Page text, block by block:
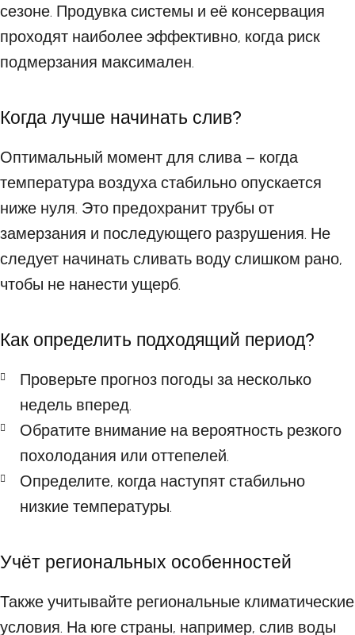
сезоне. Продувка системы и её консервация
проходят наиболее эффективно, когда риск
подмерзания максимален.
Когда лучше начинать слив?
Оптимальный момент для слива – когда
температура воздуха стабильно опускается
ниже нуля. Это предохранит трубы от
замерзания и последующего разрушения. Не
следует начинать сливать воду слишком рано,
чтобы не нанести ущерб.
Как определить подходящий период?
Проверьте прогноз погоды за несколько
недель вперед.
Обратите внимание на вероятность резкого
похолодания или оттепелей.
Определите, когда наступят стабильно
низкие температуры.
Учёт региональных особенностей
Также учитывайте региональные климатические
условия. На юге страны, например, слив воды